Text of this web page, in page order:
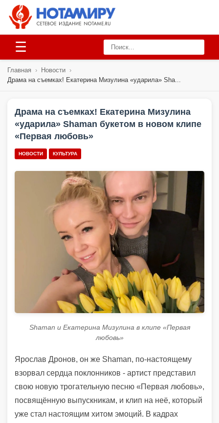
☰
Главная › Новости ›
Драма на съемках! Екатерина Мизулина «ударила» Sha...
Драма на съемках! Екатерина Мизулина
«ударила» Shaman букетом в новом клипе
«Первая любовь»
НОВОСТИ КУЛЬТУРА
Shaman и Екатерина Мизулина в клипе «Первая
любовь»
Ярослав Дронов, он же Shaman, по-настоящему
взорвал сердца поклонников - артист представил
свою новую трогательную песню «Первая любовь»,
посвящённую выпускникам, и клип на неё, который
уже стал настоящим хитом эмоций. В кадрах